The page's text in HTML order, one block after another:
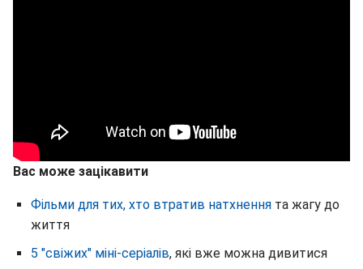
Вас може зацікавити
Фільми для тих, хто втратив натхнення та жагу до
життя
5 "свіжих" міні-серіалів, які вже можна дивитися